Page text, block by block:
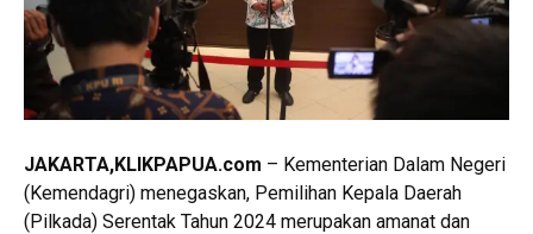
JAKARTA,KLIKPAPUA.com – Kementerian Dalam Negeri
(Kemendagri) menegaskan, Pemilihan Kepala Daerah
(Pilkada) Serentak Tahun 2024 merupakan amanat dan